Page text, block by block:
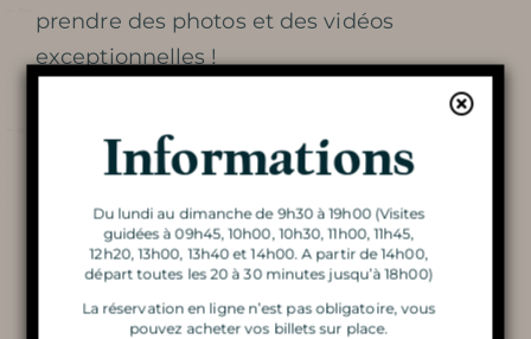
VISITE DE LA GROTTE
LA GROTTE S’ENFLAMME
L’ATELIER DU PETIT
prendre des photos et des vidéos
exceptionnelles !
lueur des flammes de milliers de bougies
mettent en valeur tous les reliefs du
décor, vous découvrez la grotte et son
Informations
Du lundi au dimanche de 9h30 à 19h00 (Visites
guidées à 09h45, 10h00, 10h30, 11h00, 11h45,
12h20, 13h00, 13h40 et 14h00. A partir de 14h00,
départ toutes les 20 à 30 minutes jusqu’à 18h00)
La réservation en ligne n’est pas obligatoire, vous
pouvez acheter vos billets sur place.